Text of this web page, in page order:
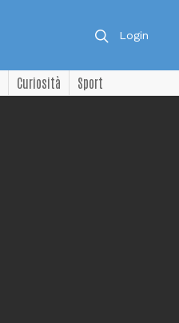
Login
Curiosità
Sport